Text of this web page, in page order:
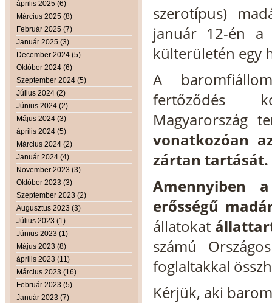
április 2025 (6)
Március 2025 (8)
Február 2025 (7)
Január 2025 (3)
December 2024 (5)
Október 2024 (6)
Szeptember 2024 (5)
Július 2024 (2)
Június 2024 (2)
Május 2024 (3)
április 2024 (5)
Március 2024 (2)
Január 2024 (4)
November 2023 (3)
Október 2023 (3)
Szeptember 2023 (2)
Augusztus 2023 (3)
Július 2023 (1)
Június 2023 (1)
Május 2023 (8)
április 2023 (11)
Március 2023 (16)
Február 2023 (5)
Január 2023 (7)
szerotípus)
január 12-én a
külterületén egy
A
fertőződés
Magyarország
vonatkozóan
zártan tartását.
Amennyiben
erősségű
állatokat
számú
foglaltakkal
Kérjük, aki